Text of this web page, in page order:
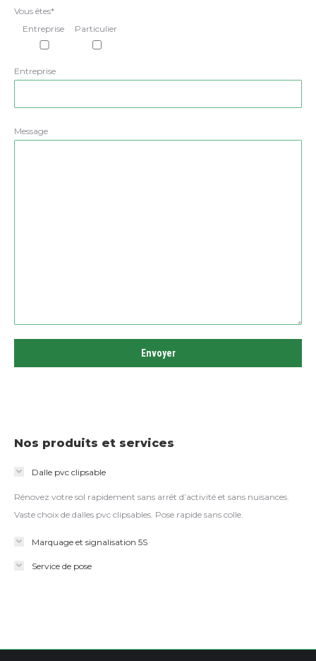
Vous êtes*
Entreprise
Particulier
Entreprise
Message
Nos produits et services
Dalle pvc clipsable
Rénovez votre sol rapidement sans arrêt d’activité et sans nuisances.
Vaste choix de dalles pvc clipsables. Pose rapide sans colle.
Marquage et signalisation 5S
Service de pose